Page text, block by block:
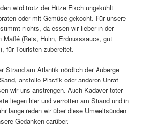
wird trotz der Hitze Fisch ungekühlt
oder mit Gemüse gekocht. Für unsere
nichts, da essen wir lieber in der
Maffé (Reis, Huhn, Erdnusssauce, gut
für Touristen zubereitet.
Strand am Atlantik nördlich der Auberge
anstelle Plastik oder anderen Unrat
wir uns anstrengen. Auch Kadaver toter
liegen hier und verrotten am Strand und in
lange reden wir über diese Umweltsünden
Gedanken darüber.